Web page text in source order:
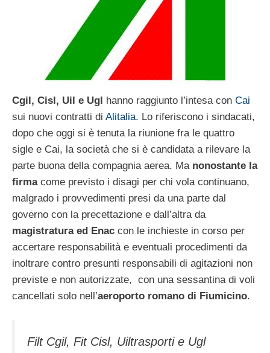
Cgil, Cisl, Uil e Ugl hanno raggiunto l’intesa con Cai
sui nuovi contratti di Alitalia. Lo riferiscono i sindacati,
dopo che oggi si è tenuta la riunione fra le quattro
sigle e Cai, la società che si è candidata a rilevare la
parte buona della compagnia aerea. Ma nonostante la
firmacome previsto i disagi per chi vola continuano,
malgrado i provvedimenti presi da una parte dal
governo con la precettazione e dall’altra da
magistratura ed Enac con le inchieste in corso per
accertare responsabilità e eventuali procedimenti da
inoltrare contro presunti responsabili di agitazioni non
previste e non autorizzate, con una sessantina di voli
cancellati solo nell’aeroporto romano di Fiumicino.
Filt Cgil, Fit Cisl, Uiltrasporti e Ugl